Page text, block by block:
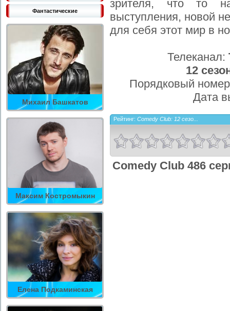
Фантастические
Михаил Башкатов
Максим Костромыкин
Елена Подкаминская
зрителя, что то
выступления, новой
для себя этот мир в
Телеканал:
12
Порядковый
Дата
Рейтинг: Comedy Club: 12 сезо...
Comedy Club 486